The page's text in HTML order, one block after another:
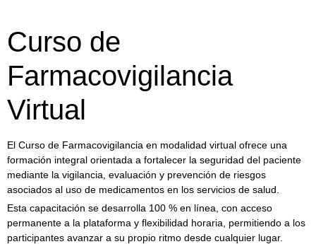
Curso de
Farmacovigilancia
Virtual
El Curso de Farmacovigilancia en modalidad virtual ofrece una
formación integral orientada a fortalecer la seguridad del paciente
mediante la vigilancia, evaluación y prevención de riesgos
asociados al uso de medicamentos en los servicios de salud.
Esta capacitación se desarrolla 100 % en línea, con acceso
permanente a la plataforma y flexibilidad horaria, permitiendo a los
participantes avanzar a su propio ritmo desde cualquier lugar.